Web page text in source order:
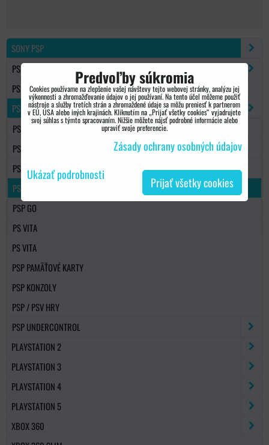
SONY PSP
PSP 1000/2000/3000
PSP GO
PSP NÁHRADNÉ DIELY
PSP 1000/FAT
PSP E1004 STREET
PSP 2000
PSP 3000
PSP GO
PS VITA
PS VITA
PSP PAMÄŤOVÉ KARTY
PSP KONZOLY
PSP / PSV HRY
PSP UNDERCONTROL
PLAYSTATION 2
PLAYSTATION 3
PLAYSTATION 4
PLAYSTATION 5
XBOX 360
Predvoľby súkromia
Cookies používame na zlepšenie vašej návštevy tejto webovej stránky, analýzu jej
výkonnosti a zhromažďovanie údajov o jej používaní. Na tento účel môžeme použiť
nástroje a služby tretích strán a zhromaždené údaje sa môžu preniesť k partnerom
v EÚ, USA alebo iných krajinách. Kliknutím na „Prijať všetky cookies“ vyjadrujete
svoj súhlas s týmto spracovaním. Nižšie môžete nájsť podrobné informácie alebo
upraviť svoje preferencie.
Zásady ochrany osobných údajov
Ukázať podrobnosti
Prijať všetky cookies